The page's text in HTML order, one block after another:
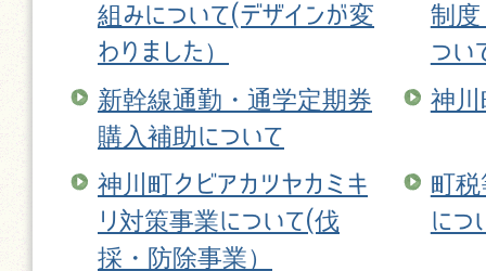
組みについて(デザインが変
わりました）
制度
つい
新幹線通勤・通学定期券
購入補助について
神川
神川町クビアカツヤカミキ
リ対策事業について(伐
採・防除事業）
町税
につ